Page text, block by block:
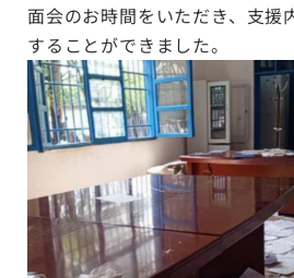
面会のお時間をいただき、支援
することができました。